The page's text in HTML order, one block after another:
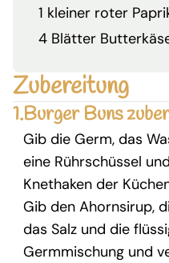
1 kleiner roter
4 Blätter
Zubereitung
1.Burger Buns
Gib die Germ, das
eine Rührschüssel
Knethaken der
Gib den Ahornsirup,
das Salz und die
Germmischung und